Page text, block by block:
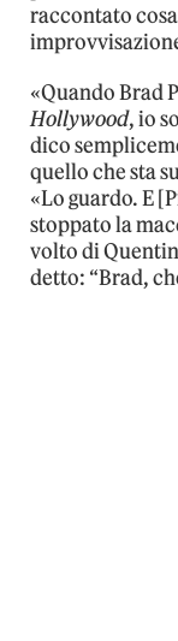
raccontato
«Quando Brad
Hollywood, io
dico
quello che sta
«Lo guardo. E
stoppato la
volto di
detto: “Brad,